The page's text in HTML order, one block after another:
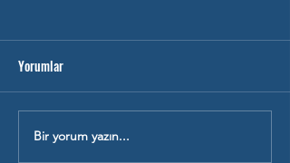
OKULA DESTEK EĞİTİMİ
Yorumlar
Bir yorum yazın...